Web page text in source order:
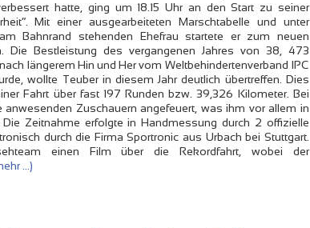
hatte, ging um 18.15 Uhr an den Start zu seiner
Mit einer ausgearbeiteten Marschtabelle und unter
Bahnrand stehenden Ehefrau startete er zum neuen
Die Bestleistung des vergangenen Jahres von 38, 473
längerem Hin und Her vom Weltbehindertenverband IPC
wollte Teuber in diesem Jahr deutlich übertreffen. Dies
Fahrt über fast 197 Runden bzw. 39,326 Kilometer. Bei
Zuschauern angefeuert, was ihm vor allem in
Zeitnahme erfolgte in Handmessung durch 2 offizielle
durch die Firma Sportronic aus Urbach bei Stuttgart.
einen Film über die Rekordfahrt, wobei der
…)